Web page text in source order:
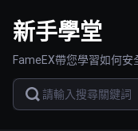
新手學堂
FameEX帶您學習如何